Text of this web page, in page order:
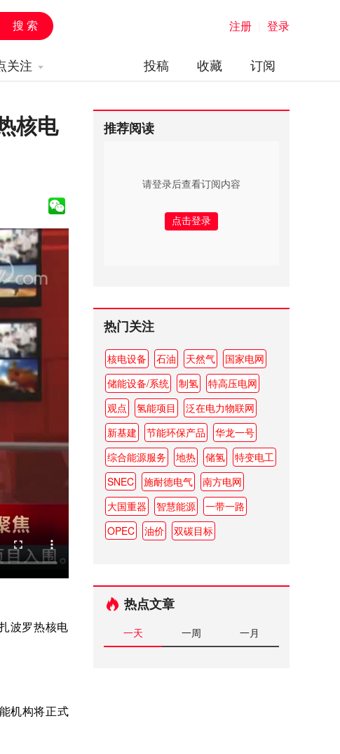
注册 登录
关注 订阅
收藏
投稿
核电
波罗热核电
机构将正式
推荐阅读
请登录后查看订阅内容
热门关注
核电设备 石油 天然气
国家电网
储能设备/系统
制氢
特高压电网
观点
氢能项目
泛在电力物联网
新基建
节能环保产品
华龙一号
综合能源服务
地热 储氢
特变电工
SNEC
施耐德电气
南方电网
大国重器
智慧能源
一带一路
OPEC
油价 双碳目标
热点文章
一天 一周 一月